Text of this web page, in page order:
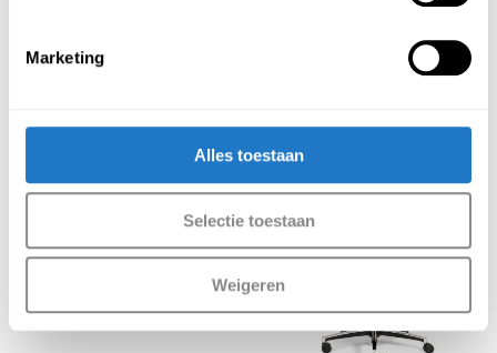
Marketing
Alles toestaan
Selectie toestaan
Weigeren